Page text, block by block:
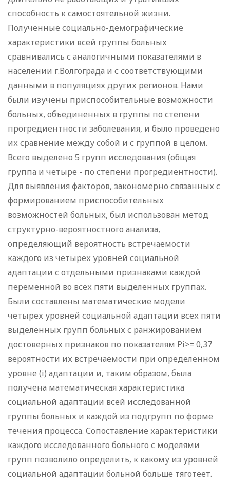
способность к самостоятельной жизни.
Полученные социально-демографические
характеристики всей группы больных
сравнивались с аналогичными показателями в
населении г.Волгограда и с соответствующими
данными в популяциях других регионов. Нами
были изучены приспособительные возможности
больных, объединенных в группы по степени
прогредиентности заболевания, и было проведено
их сравнение между собой и с группой в целом.
Всего выделено 5 групп исследования (общая
группа и четыре - по степени прогредиентности).
Для выявления факторов, закономерно связанных с
формированием приспособительных
возможностей больных, был использован метод
структурно-вероятностного анализа,
определяющий вероятность встречаемости
каждого из четырех уровней социальной
адаптации с отдельными признаками каждой
переменной во всех пяти выделенных группах.
Были составлены математические модели
четырех уровней социальной адаптации всех пяти
выделенных групп больных с ранжированием
достоверных признаков по показателям Pi>= 0,37
вероятности их встречаемости при определенном
уровне (i) адаптации и, таким образом, была
получена математическая характеристика
социальной адаптации всей исследованной
группы больных и каждой из подгрупп по форме
течения процесса. Сопоставление характеристики
каждого исследованного больного с моделями
групп позволило определить, к какому из уровней
социальной адаптации больной больше тяготеет.